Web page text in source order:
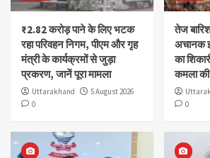
₹2.82 करोड़ पाने के लिए भटक
रहा परिवहन निगम, पीएम और गृह
मंत्री के कार्यक्रमों से जुड़ा
प्रकरण, जानें पूरा मामला
Uttarakhand
5 August 2026
0
तेज
अचानक
का
कमला
0